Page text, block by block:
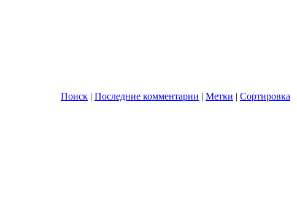
Поиск | Последние комментарии | Метки | Сортировка